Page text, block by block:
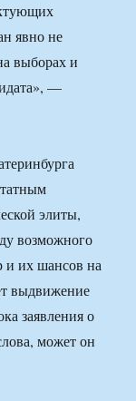
явно не
выборах и
—
элиты,
возможного
и их шансов на
выдвижение
заявления о
может он